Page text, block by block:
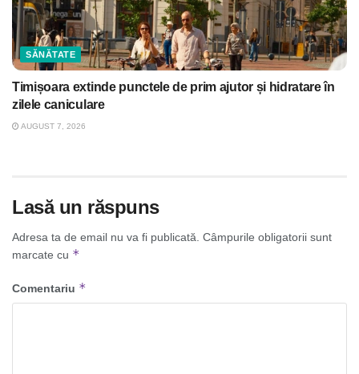
SĂNĂTATE
Timișoara extinde punctele de prim ajutor și hidratare în
zilele caniculare
AUGUST 7, 2026
Lasă un răspuns
Adresa ta de email nu va fi publicată. Câmpurile obligatorii sunt
marcate cu *
Comentariu *